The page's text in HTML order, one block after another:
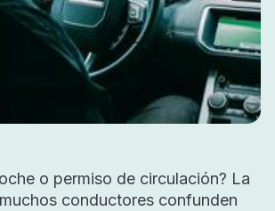
o permiso de circulación? La
conductores confunden